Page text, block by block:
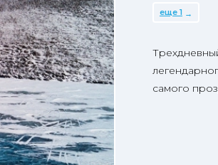
еще 1
самого